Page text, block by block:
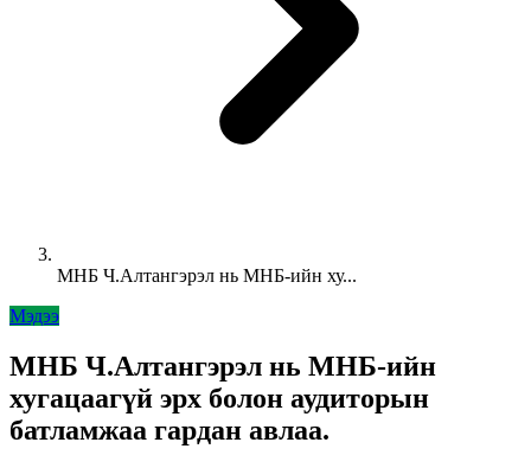
МНБ Ч.Алтангэрэл нь МНБ-ийн ху...
Мэдээ
МНБ Ч.Алтангэрэл нь МНБ-ийн
хугацаагүй эрх болон аудиторын
батламжаа гардан авлаа.